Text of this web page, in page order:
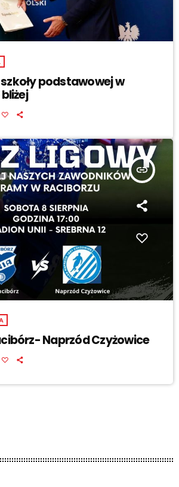
podstawowej w
insert_link
Naprzód Czyżowice